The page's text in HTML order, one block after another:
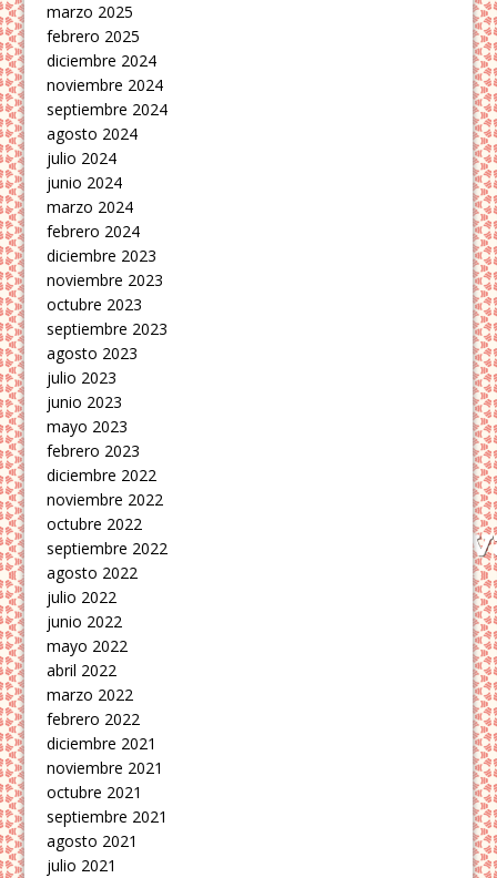
marzo 2025
febrero 2025
diciembre 2024
noviembre 2024
septiembre 2024
agosto 2024
julio 2024
junio 2024
marzo 2024
febrero 2024
diciembre 2023
noviembre 2023
octubre 2023
septiembre 2023
agosto 2023
julio 2023
junio 2023
mayo 2023
febrero 2023
diciembre 2022
noviembre 2022
octubre 2022
septiembre 2022
agosto 2022
julio 2022
junio 2022
mayo 2022
abril 2022
marzo 2022
febrero 2022
diciembre 2021
noviembre 2021
octubre 2021
septiembre 2021
agosto 2021
julio 2021